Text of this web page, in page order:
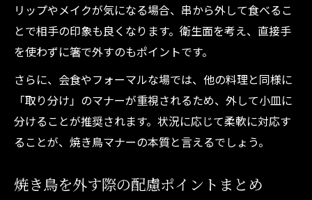
リップやメイクが気になる場合、串から外して食べるこ
とで相手の印象も良くなります。衛生面を考え、直接手
を使わずに箸で外すのもポイントです。
さらに、会食やフォーマルな場では、他の料理と同様に
「取り分け」のマナーが重視されるため、外して小皿に
分けることが推奨されます。状況に応じて柔軟に対応す
ることが、焼き鳥マナーの本質と言えるでしょう。
焼き鳥を外す際の配慮ポイントまとめ